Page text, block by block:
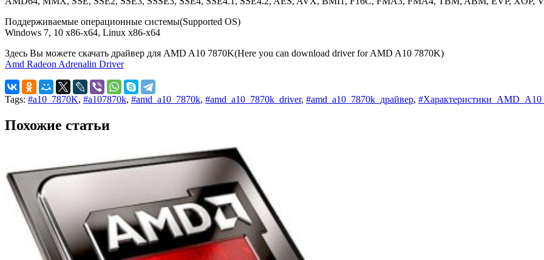
Поддерживаемые операционные системы(Supported OS)
Windows 7, 10 x86-x64, Linux x86-x64
Здесь Вы можете скачать драйвер для AMD A10 7870K(Here you can download driver for AMD A10 7870K)
Amd Radeon Adrenalin Driver
Tags: #a10_7870K, #a107870k, #amd_a10_7870k, #amd_a10_7870k_driver, #amd_a10_7870k_драйвер,
Похожие статьи